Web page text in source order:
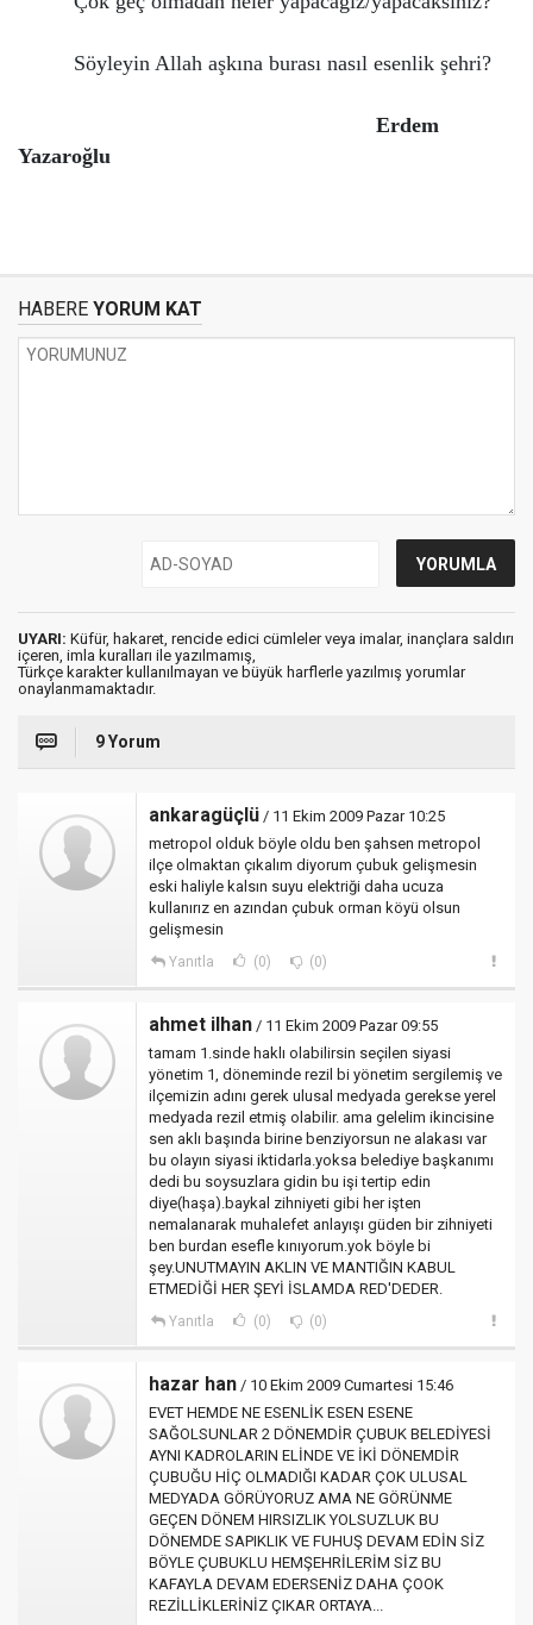
Söyleyin Allah aşkına burası nasıl esenlik şehri?
Erdem
Yazaroğlu
HABERE YORUM KAT
UYARI: Küfür, hakaret, rencide edici cümleler veya imalar, inançlara saldırı
içeren, imla kuralları ile yazılmamış,
Türkçe karakter kullanılmayan ve büyük harflerle yazılmış yorumlar
onaylanmamaktadır.
9 Yorum
ankaragüçlü / 11 Ekim 2009 Pazar 10:25
metropol olduk böyle oldu ben şahsen metropol
ilçe olmaktan çıkalım diyorum çubuk gelişmesin
eski haliyle kalsın suyu elektriği daha ucuza
kullanırız en azından çubuk orman köyü olsun
gelişmesin
Yanıtla (0) (0)
ahmet ilhan / 11 Ekim 2009 Pazar 09:55
tamam 1.sinde haklı olabilirsin seçilen siyasi
yönetim 1, döneminde rezil bi yönetim sergilemiş ve
ilçemizin adını gerek ulusal medyada gerekse yerel
medyada rezil etmiş olabilir. ama gelelim ikincisine
sen aklı başında birine benziyorsun ne alakası var
bu olayın siyasi iktidarla.yoksa belediye başkanımı
dedi bu soysuzlara gidin bu işi tertip edin
diye(haşa).baykal zihniyeti gibi her işten
nemalanarak muhalefet anlayışı güden bir zihniyeti
ben burdan esefle kınıyorum.yok böyle bi
şey.UNUTMAYIN AKLIN VE MANTIĞIN KABUL
ETMEDİĞİ HER ŞEYİ İSLAMDA RED'DEDER.
Yanıtla (0) (0)
hazar han / 10 Ekim 2009 Cumartesi 15:46
EVET HEMDE NE ESENLİK ESEN ESENE
SAĞOLSUNLAR 2 DÖNEMDİR ÇUBUK BELEDİYESİ
AYNI KADROLARIN ELİNDE VE İKİ DÖNEMDİR
ÇUBUĞU HİÇ OLMADIĞI KADAR ÇOK ULUSAL
MEDYADA GÖRÜYORUZ AMA NE GÖRÜNME
GEÇEN DÖNEM HIRSIZLIK YOLSUZLUK BU
DÖNEMDE SAPIKLIK VE FUHUŞ DEVAM EDİN SİZ
BÖYLE ÇUBUKLU HEMŞEHRİLERİM SİZ BU
KAFAYLA DEVAM EDERSENİZ DAHA ÇOOK
REZİLLİKLERİNİZ ÇIKAR ORTAYA...